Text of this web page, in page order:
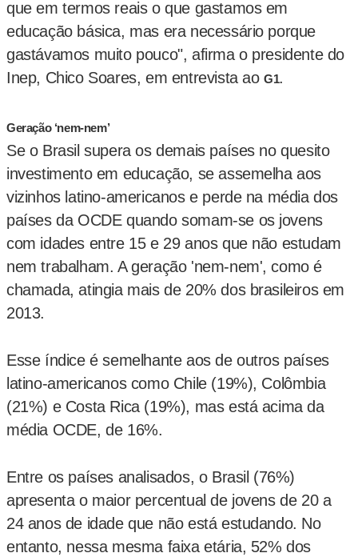
que em termos reais o que gastamos em
educação básica, mas era necessário porque
gastávamos muito pouco", afirma o presidente do
Inep, Chico Soares, em entrevista aoG1.
Geração ‘nem-nem’
Se o Brasil supera os demais países no quesito
investimento em educação, se assemelha aos
vizinhos latino-americanos e perde na média dos
países da OCDE quando somam-se os jovens
com idades entre 15 e 29 anos que não estudam
nem trabalham. A geração 'nem-nem', como é
chamada, atingia mais de 20% dos brasileiros em
2013.
Esse índice é semelhante aos de outros países
latino-americanos como Chile (19%), Colômbia
(21%) e Costa Rica (19%), mas está acima da
média OCDE, de 16%.
Entre os países analisados, o Brasil (76%)
apresenta o maior percentual de jovens de 20 a
24 anos de idade que não está estudando. No
entanto, nessa mesma faixa etária, 52% dos